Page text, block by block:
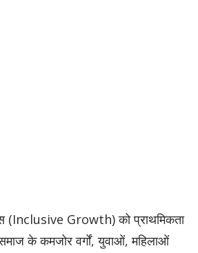
(Inclusive Growth) को प्राथमिकता
के कमजोर वर्गों, युवाओं, महिलाओं